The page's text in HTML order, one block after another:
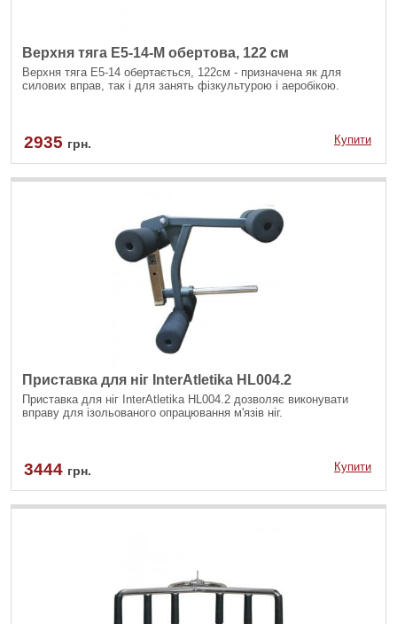
Верхня тяга E5-14-M обертова, 122 см
Верхня тяга Е5-14 обертається, 122см - призначена як для
силових вправ, так і для занять фізкультурою і аеробікою.
2935 грн. Купити
Приставка для ніг InterAtletika HL004.2
Приставка для ніг InterAtletika HL004.2 дозволяє виконувати
вправу для ізольованого опрацювання м'язів ніг.
3444 грн. Купити